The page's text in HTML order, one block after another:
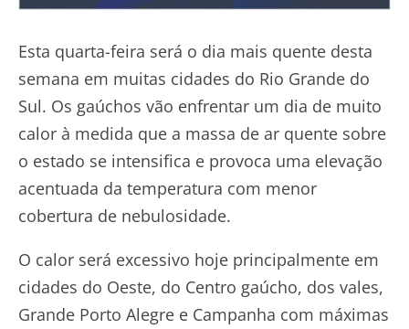
Esta quarta-feira será o dia mais quente desta
semana em muitas cidades do Rio Grande do
Sul. Os gaúchos vão enfrentar um dia de muito
calor à medida que a massa de ar quente sobre
o estado se intensifica e provoca uma elevação
acentuada da temperatura com menor
cobertura de nebulosidade.
O calor será excessivo hoje principalmente em
cidades do Oeste, do Centro gaúcho, dos vales,
Grande Porto Alegre e Campanha com máximas